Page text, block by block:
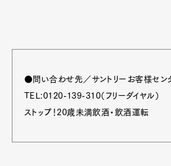
●問い合わせ先／サントリーお客様セ
TEL:0120-139-310（フリーダイヤル）
ストップ！20歳未満飲酒・飲酒運転